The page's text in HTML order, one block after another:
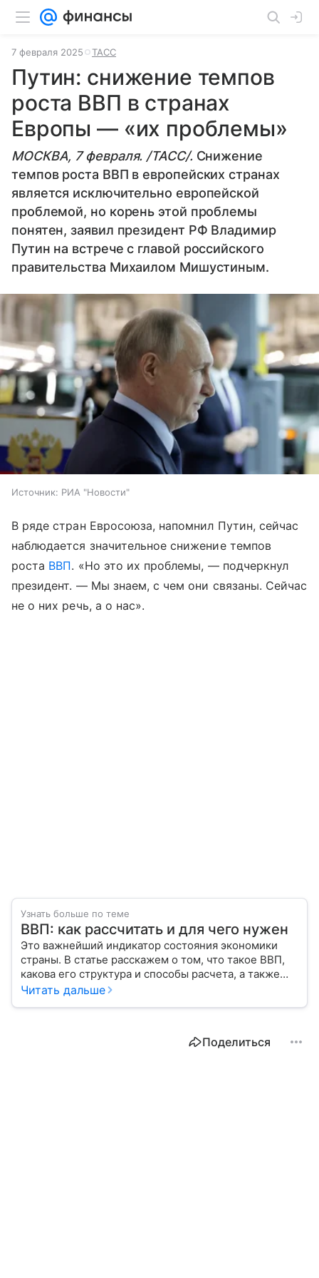
7 февраля 2025 ТАСС
Путин: снижение темпов
роста ВВП в странах
Европы — «их проблемы»
МОСКВА, 7 февраля. /ТАСС/. Снижение
темпов роста ВВП в европейских странах
является исключительно европейской
проблемой, но корень этой проблемы
понятен, заявил президент РФ Владимир
Путин на встрече с главой российского
правительства Михаилом Мишустиным.
Источник: РИА "Новости"
В ряде стран Евросоюза, напомнил Путин, сейчас
наблюдается значительное снижение темпов
роста ВВП. «Но это их проблемы, — подчеркнул
президент. — Мы знаем, с чем они связаны. Сейчас
не о них речь, а о нас».
Узнать больше по теме
ВВП: как рассчитать и для чего нужен
Это важнейший индикатор состояния экономики
страны. В статье расскажем о том, что такое ВВП,
какова его структура и способы расчета, а также
приведем прогноз эксперта о росте валового
Читать дальше
Поделиться